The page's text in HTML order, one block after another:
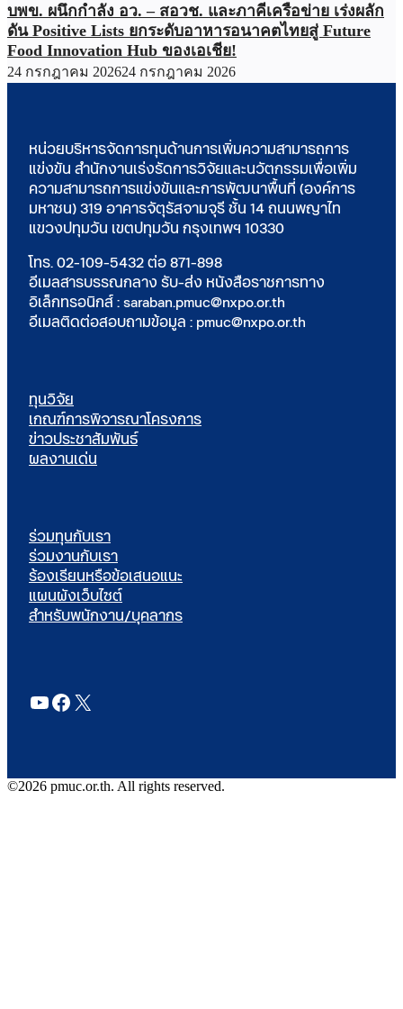
บพข. ผนึกกำลัง อว. – สอวช. และภาคีเครือข่าย เร่งผลัก
ดัน Positive Lists ยกระดับอาหารอนาคตไทยสู่ Future
Food Innovation Hub ของเอเชีย!
24 กรกฎาคม 202624 กรกฎาคม 2026
หน่วยบริหารจัดการทุนด้านการเพิ่มความสามารถการ
แข่งขัน สำนักงานเร่งรัดการวิจัยและนวัตกรรมเพื่อเพิ่ม
ความสามารถการแข่งขันและการพัฒนาพื้นที่ (องค์การ
มหาชน) 319 อาคารจัตุรัสจามจุรี ชั้น 14 ถนนพญาไท
แขวงปทุมวัน เขตปทุมวัน กรุงเทพฯ 10330
โทร. 02-109-5432 ต่อ 871-898
อีเมลสารบรรณกลาง รับ-ส่ง หนังสือราชการทาง
อิเล็กทรอนิกส์ : saraban.pmuc@nxpo.or.th
อีเมลติดต่อสอบถามข้อมูล : pmuc@nxpo.or.th
ทุนวิจัย
เกณฑ์การพิจารณาโครงการ
ข่าวประชาสัมพันธ์
ผลงานเด่น
ร่วมทุนกับเรา
ร่วมงานกับเรา
ร้องเรียนหรือข้อเสนอแนะ
แผนผังเว็บไซต์
สำหรับพนักงาน/บุคลากร
YouTube
Facebook
X
©2026 pmuc.or.th. All rights reserved.